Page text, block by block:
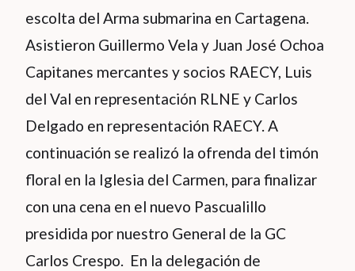
escolta del Arma submarina en Cartagena.
Asistieron Guillermo Vela y Juan José Ochoa
Capitanes mercantes y socios RAECY, Luis
del Val en representación RLNE y Carlos
Delgado en representación RAECY. A
continuación se realizó la ofrenda del timón
floral en la Iglesia del Carmen, para finalizar
con una cena en el nuevo Pascualillo
presidida por nuestro General de la GC
Carlos Crespo. En la delegación de